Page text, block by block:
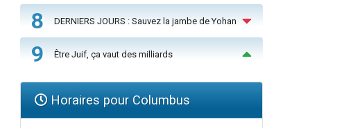
8 DERNIERS JOURS : Sauvez la jambe de Yohan
9 Être Juif, ça vaut des milliards
Horaires pour Columbus